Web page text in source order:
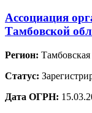
Ассоциация
Тамбовской
Регион: Тамбовская
Статус:
Дата ОГРН: